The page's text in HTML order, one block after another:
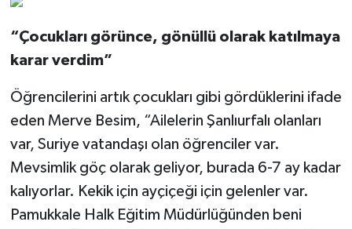
“Çocukları görünce, gönüllü olarak katılmaya
karar verdim”
Öğrencilerini artık çocukları gibi gördüklerini ifade
eden Merve Besim, “Ailelerin Şanlıurfalı olanları
var, Suriye vatandaşı olan öğrenciler var.
Mevsimlik göç olarak geliyor, burada 6-7 ay kadar
kalıyorlar. Kekik için ayçiçeği için gelenler var.
Pamukkale Halk Eğitim Müdürlüğünden beni